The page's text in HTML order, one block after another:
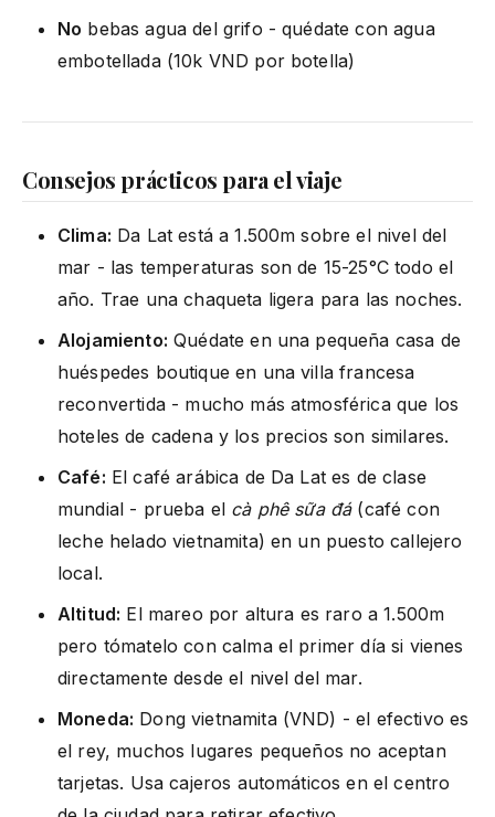
No bebas agua del grifo - quédate con agua
embotellada (10k VND por botella)
Consejos prácticos para el viaje
Clima: Da Lat está a 1.500m sobre el nivel del
mar - las temperaturas son de 15-25°C todo el
año. Trae una chaqueta ligera para las noches.
Alojamiento: Quédate en una pequeña casa de
huéspedes boutique en una villa francesa
reconvertida - mucho más atmosférica que los
hoteles de cadena y los precios son similares.
Café: El café arábica de Da Lat es de clase
mundial - prueba el cà phê sữa đá(café con
leche helado vietnamita) en un puesto callejero
local.
Altitud: El mareo por altura es raro a 1.500m
pero tómatelo con calma el primer día si vienes
directamente desde el nivel del mar.
Moneda: Dong vietnamita (VND) - el efectivo es
el rey, muchos lugares pequeños no aceptan
tarjetas. Usa cajeros automáticos en el centro